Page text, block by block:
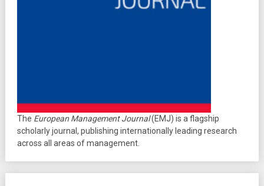
The European Management Journal(EMJ) is a flagship
scholarly journal, publishing internationally leading research
across all areas of management.